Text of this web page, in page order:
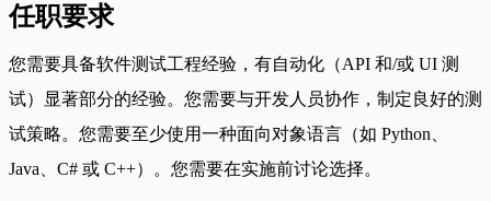
任职要求
您需要具备软件测试工程经验，有自动化（API 和/或 UI 测
试）显著部分的经验。您需要与开发人员协作，制定良好的测
试策略。您需要至少使用一种面向对象语言（如 Python、
Java、C# 或 C++）。您需要在实施前讨论选择。